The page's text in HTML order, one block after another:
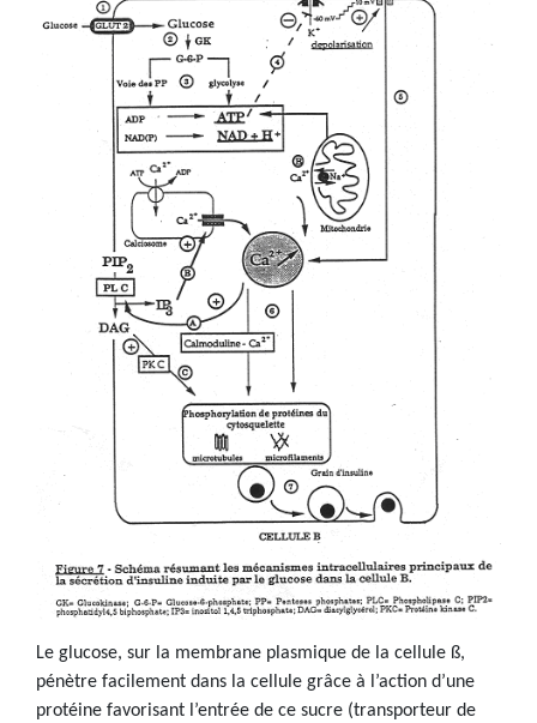
Le glucose, sur la membrane plasmique de la cellule ß,
pénètre facilement dans la cellule grâce à l’action d’une
protéine favorisant l’entrée de ce sucre (transporteur de